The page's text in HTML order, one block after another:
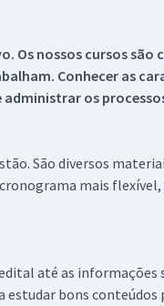
Os nossos cursos
Conhecer as
os
São diversos
mais flexível,
até as informações
bons conteúdos